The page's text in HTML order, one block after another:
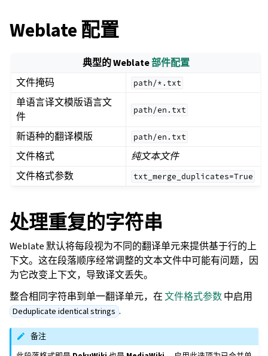
Weblate 配置
典型的 Weblate部件配置
文件掩码
path/*.txt
单语言译文模版语言文
件
path/en.txt
新语种的翻译模版 path/en.txt
文件格式
纯文本文件
文件格式参数
txt_merge_duplicates=True
处理重复的字符串
Weblate 默认将每段视为不同的翻译单元来提供基于行的上
下文。这在段落顺序经常调整的文本文件中可能有问题，因
为它改变上下文，导致译文丢失。
整合相同字符串到单一翻译单元，在文件格式参数中启用
Deduplicate identical strings .
备注